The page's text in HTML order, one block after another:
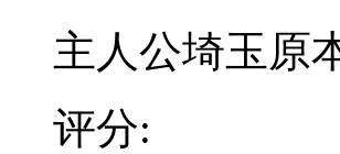
主人公埼玉原
评分: